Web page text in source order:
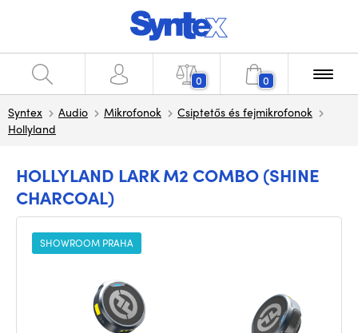
0 0
Syntex Audio Mikrofonok
Csiptetős és fejmikrofonok
Hollyland
HOLLYLAND LARK M2 COMBO (SHINE
CHARCOAL)
SHOWROOM PRAHA